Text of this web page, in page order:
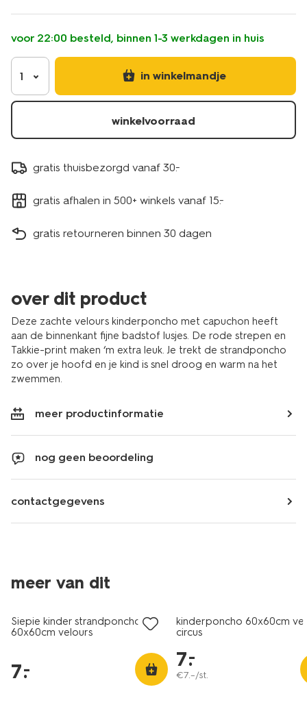
5200270.html
voor 22:00 besteld, binnen 1-3 werkdagen in huis
1 in winkelmandje
winkelvoorraad
gratis thuisbezorgd vanaf 30.-
gratis afhalen in 500+ winkels vanaf 15.-
gratis retourneren binnen 30 dagen
over dit product
Deze zachte velours kinderponcho met capuchon heeft
aan de binnenkant fijne badstof lusjes. De rode strepen en
Takkie-print maken ‘m extra leuk. Je trekt de strandponcho
zo over je hoofd en je kind is snel droog en warm na het
zwemmen.
meer productinformatie
nog geen beoordeling
contactgegevens
meer van dit
laag geprijsd
Siepie kinder strandponcho
60x60cm velours
7.
–
kinderponcho 60x60cm
circus
7.
–
€7.–/st.